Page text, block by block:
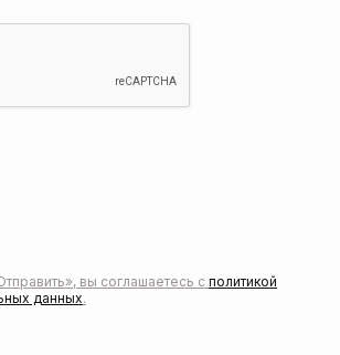
вы соглашаетесь с политикой
данных.